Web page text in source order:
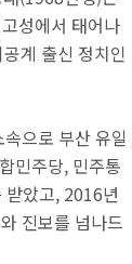
성에서 태어나
계 출신 정치인
으로 부산 유일
민주당, 민주통
받았고, 2016년
진보를 넘나드